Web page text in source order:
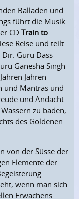
Balladen und
führt die Musik
CDTrain to
Reise und teilt
Guru Dass
Ganesha Singh
Jahren
und Mantras und
und Andacht
zu baden,
des Goldenen
von der Süsse der
Elemente der
wenn man sich
Erwachens